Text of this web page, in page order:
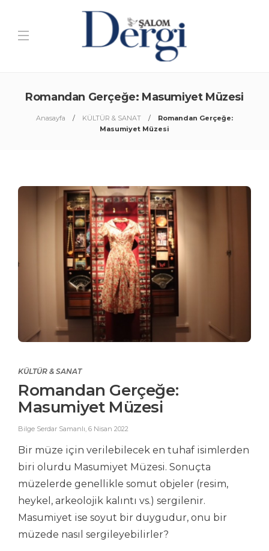
Romandan Gerçeğe: Masumiyet Müzesi
Anasayfa KÜLTÜR & SANAT
Romandan Gerçeğe:
Masumiyet Müzesi
KÜLTÜR & SANAT
Romandan Gerçeğe:
Masumiyet Müzesi
Bilge Serdar Samanlı, 6 Nisan 2022
Bir müze için verilebilecek en tuhaf isimlerden
biri olurdu Masumiyet Müzesi. Sonuçta
müzelerde genellikle somut objeler (resim,
heykel, arkeolojik kalıntı vs.) sergilenir.
Masumiyet ise soyut bir duygudur, onu bir
müzede nasıl sergileyebilirler?